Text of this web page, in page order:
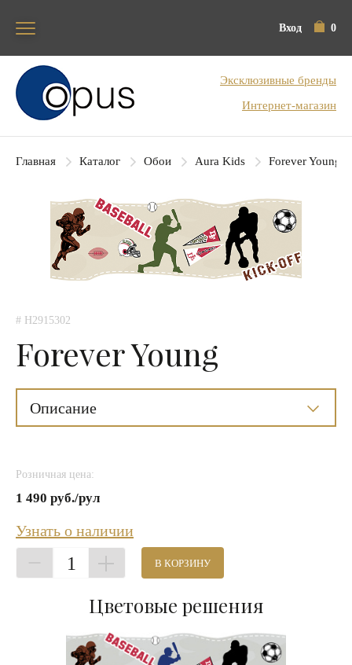
Вход 0
Блок поиска
Эксклюзивные бренды
Интернет-магазин
Главная Каталог Обои Aura Kids Forever Young
# H2915302
Forever Young
Описание
Розничная цена:
1 490 руб./рул
Узнать о наличии
1 В КОРЗИНУ
Цветовые решения